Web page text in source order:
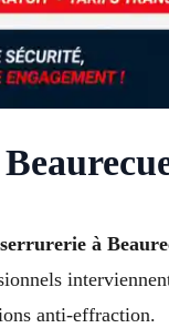
serrurerie à
anti-effraction.